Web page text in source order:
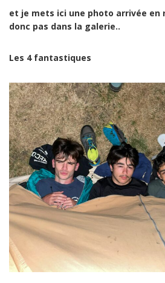
et je mets ici une photo arrivée en
donc pas dans la galerie..
Les 4 fantastiques